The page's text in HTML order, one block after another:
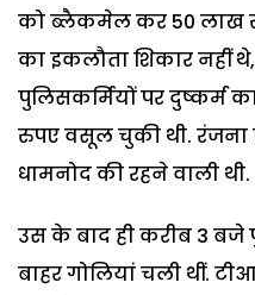
को ब्लैकमेल कर 50 लाख
का इकलौता शिकार नहीं
पुलिसकर्मियों पर दुष्कर्म
रुपए वसूल चुकी थी.
धामनोद की रहने वाली थी.
उस के बाद ही करीब 3
बाहर गोलियां चली थीं.